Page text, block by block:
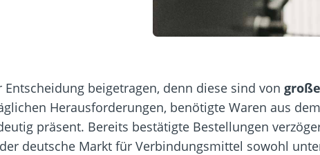
beigetragen, denn diese sind von
Herausforderungen, benötigte Waren aus
präsent. Bereits bestätigte Bestellungen
deutsche Markt für Verbindungsmittel sowohl